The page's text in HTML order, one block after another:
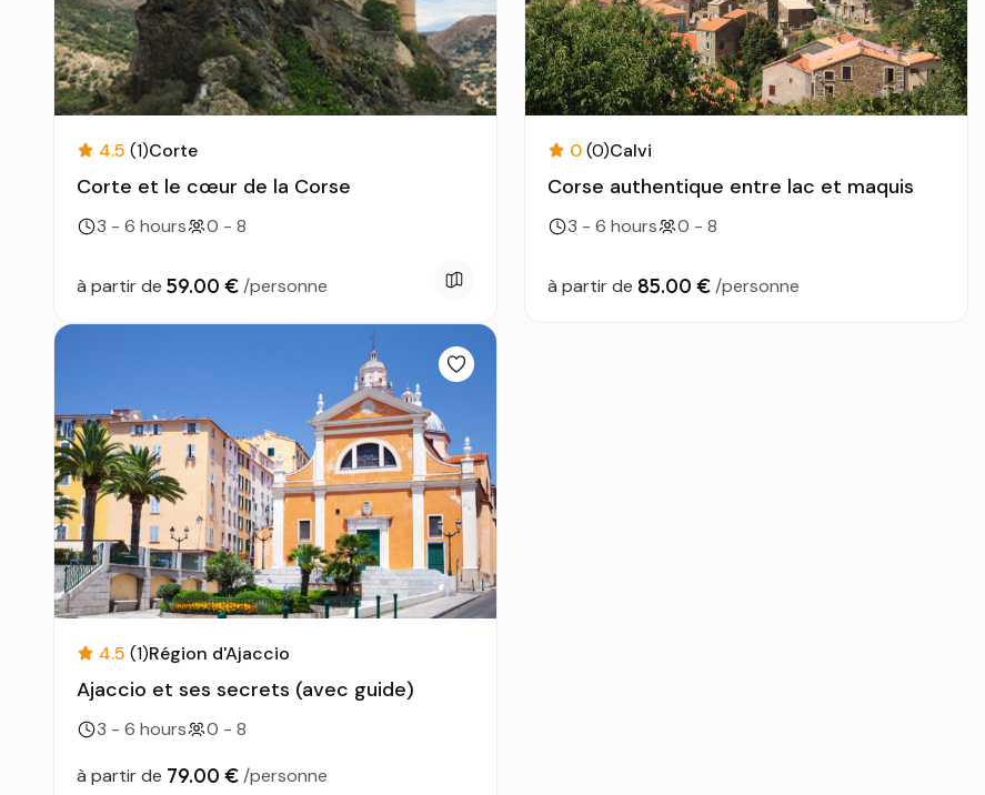
4.5 (1)Corte
Corte et le cœur de la Corse
3 - 6 hours 0 - 8
à partir de 59.00 € /personne
0(0)Calvi
Corse authentique entre lac et maquis
3 - 6 hours 0 - 8
à partir de 85.00 € /personne
4.5 (1)Région d'Ajaccio
Ajaccio et ses secrets (avec guide)
3 - 6 hours
0 - 8
à partir de 79.00 € /personne